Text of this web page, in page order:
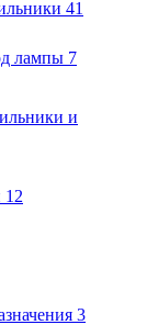
41
лампы 7
и
12
3